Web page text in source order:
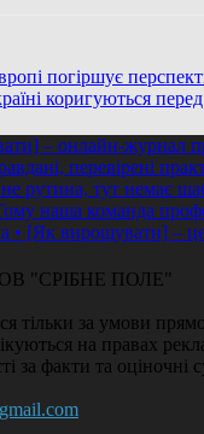
погіршує
коригуються
ТОВ "СРІБНЕ ПОЛЕ"
тільки за умови
на правах
за факти та